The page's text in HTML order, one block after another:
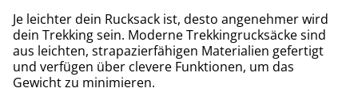
Je leichter dein Rucksack ist, desto angenehmer wird
dein Trekking sein. Moderne Trekkingrucksäcke sind
aus leichten, strapazierfähigen Materialien gefertigt
und verfügen über clevere Funktionen, um das
Gewicht zu minimieren.